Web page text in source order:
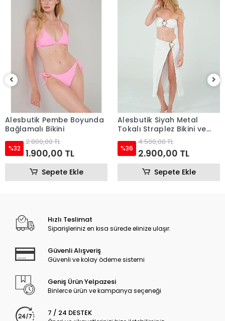
Alesbutik Siyah Metal
Tokalı Straplez Bikini ve
Pareo Seti
%36
4.500,00 TL
2.900,00 TL
Sepete Ekle
Alesbutik Beyaz Metal
Tokalı Straplez Bikini ve
%36
4.500,00 TL
2.900,00 TL
Sepete Ekle
Hızlı Teslimat
Siparişleriniz en kısa sürede elinize ulaşır.
Güvenli Alışveriş
Güvenli ve kolay ödeme sistemi
Geniş Ürün Yelpazesi
Binlerce ürün ve kampanya seçeneği
7 / 24 DESTEK